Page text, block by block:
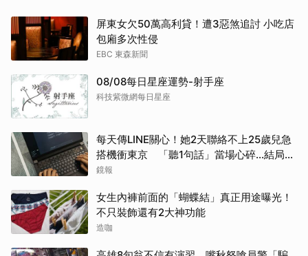
屏東女欠50萬高利貸！遭3惡煞追討 小吃店
包廂多次性侵
EBC 東森新聞
08/08每日星座運勢-射手座
科技紫微網每日星座
每天傳LINE關心！她2天聯絡不上25歲兒急
搭機衝東京 「聽1句話」當場心碎...結局看
哭網
鏡報
女生內褲前面的「蝴蝶結」真正用途曝光！
不只裝飾還有2大神功能
造咖